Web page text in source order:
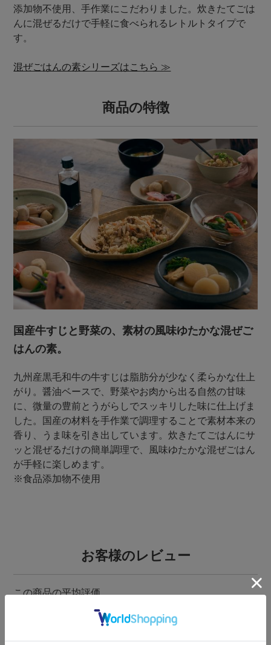
添加物不使用、手作業にこだわりました。炊きたてごは
んに混ぜるだけで手軽に食べられるレトルトタイプで
す。
混ぜごはんの素シリーズはこちら ≫
商品の特徴
国産牛すじと野菜の、素材の風味ゆたかな混ぜご
はんの素。
九州産黒毛和牛の牛すじは脂肪分が少なく柔らかな仕上
がり。醤油ベースで、野菜やお肉から出る自然の甘味
に、微量の豊前とうがらしでスッキリした味に仕上げま
した。国産の材料を手作業で調理することで素材本来の
香り、うま味を引き出しています。炊きたてごはんにサ
ッと混ぜるだけの簡単調理で、風味ゆたかな混ぜごはん
が手軽に楽しめます。
※食品添加物不使用
お客様のレビュー
4.67